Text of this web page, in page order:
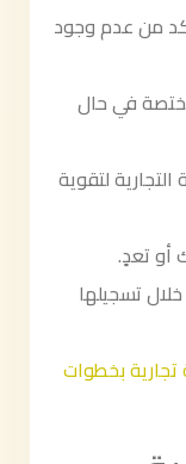
من عدم وجود
في حال
لتقوية
أو تعدٍ.
تسجيلها
بخطوات